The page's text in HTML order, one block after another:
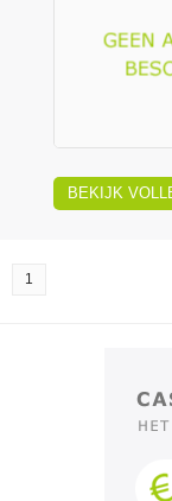
BEKIJK
1